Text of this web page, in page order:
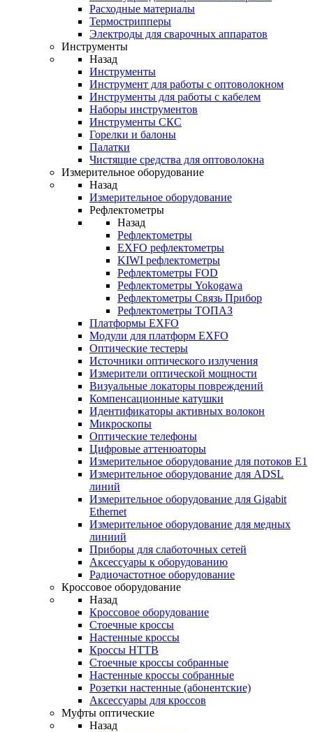
Расходные материалы
Термострипперы
Электроды для сварочных аппаратов
Инструменты
Назад
Инструменты
Инструмент для работы с оптоволокном
Инструменты для работы с кабелем
Наборы инструментов
Инструменты СКС
Горелки и балоны
Палатки
Чистящие средства для оптоволокна
Измерительное оборудование
Назад
Измерительное оборудование
Рефлектометры
Назад
Рефлектометры
EXFO рефлектометры
KIWI рефлектометры
Рефлектометры FOD
Рефлектометры Yokogawa
Рефлектометры Связь Прибор
Рефлектометры ТОПАЗ
Платформы EXFO
Модули для платформ EXFO
Оптические тестеры
Источники оптического излучения
Измерители оптической мощности
Визуальные локаторы повреждений
Компенсационные катушки
Идентификаторы активных волокон
Микроскопы
Оптические телефоны
Цифровые аттенюаторы
Измерительное оборудование для потоков Е1
Измерительное оборудование для ADSL
линий
Измерительное оборудование для Gigabit
Ethernet
Измерительное оборудование для медных
линиий
Приборы для слаботочных сетей
Аксессуары к оборудованию
Радиочастотное оборудование
Кроссовое оборудование
Назад
Кроссовое оборудование
Стоечные кроссы
Настенные кроссы
Кроссы HTTB
Стоечные кроссы собранные
Настенные кроссы собранные
Розетки настенные (абонентские)
Аксессуары для кроссов
Муфты оптические
Назад